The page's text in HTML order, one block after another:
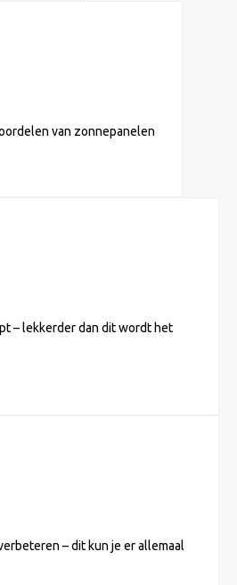
van zonnepanelen
– lekkerder dan dit wordt het
– dit kun je er allemaal